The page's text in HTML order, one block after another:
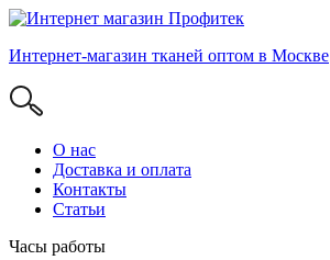
Интернет-магазин тканей оптом в Москве
О нас
Доставка и оплата
Контакты
Статьи
Часы работы